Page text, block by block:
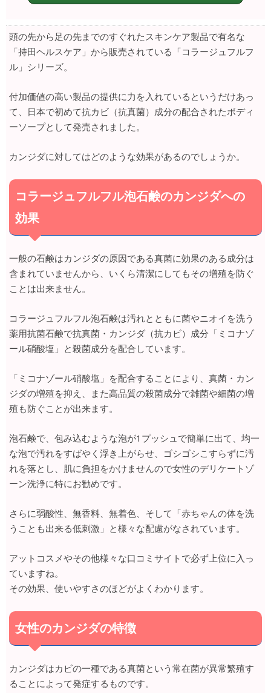
頭の先から足の先までのすぐれたスキンケア製品で有名な
「持田ヘルスケア」から販売されている「コラージュフルフ
ル」シリーズ。
付加価値の高い製品の提供に力を入れているというだけあっ
て、日本で初めて抗カビ（抗真菌）成分の配合されたボディ
ーソープとして発売されました。
カンジダに対してはどのような効果があるのでしょうか。
コラージュフルフル泡石鹸のカンジダへの
効果
一般の石鹸はカンジダの原因である真菌に効果のある成分は
含まれていませんから、いくら清潔にしてもその増殖を防ぐ
ことは出来ません。
コラージュフルフル泡石鹸は汚れとともに菌やニオイを洗う
薬用抗菌石鹸で抗真菌・カンジダ（抗カビ）成分「ミコナゾ
ール硝酸塩」と殺菌成分を配合しています。
「ミコナゾール硝酸塩」を配合することにより、真菌・カン
ジダの増殖を抑え、また高品質の殺菌成分で雑菌や細菌の増
殖も防ぐことが出来ます。
泡石鹸で、包み込むような泡が1プッシュで簡単に出て、均一
な泡で汚れをすばやく浮き上がらせ、ゴシゴシこすらずに汚
れを落とし、肌に負担をかけませんので女性のデリケートゾ
ーン洗浄に特にお勧めです。
さらに弱酸性、無香料、無着色、そして「赤ちゃんの体を洗
うことも出来る低刺激」と様々な配慮がなされています。
アットコスメやその他様々な口コミサイトで必ず上位に入っ
ていますね。
その効果、使いやすさのほどがよくわかります。
女性のカンジダの特徴
カンジダはカビの一種である真菌という常在菌が異常繁殖す
ることによって発症するものです。